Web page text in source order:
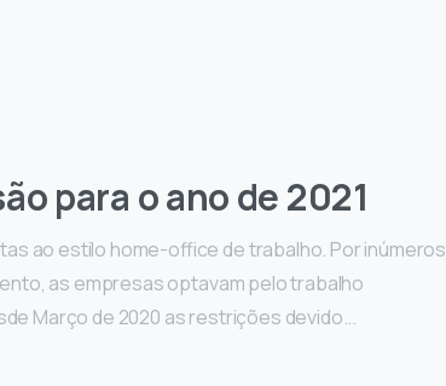
para o ano de 2021
ao estilo home-office de trabalho. Por inúmeros
as empresas optavam pelo trabalho
Março de 2020 as restrições devido...